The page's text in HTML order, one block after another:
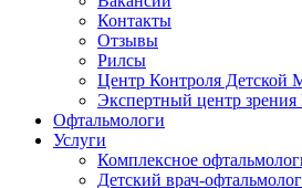
Контакты
Отзывы
Рилсы
Центр Контроля Детской
Экспертный центр
Офтальмологи
Услуги
Комплексное
Детский врач-офтальмолог